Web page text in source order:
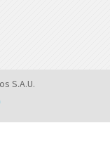
S.A.U.